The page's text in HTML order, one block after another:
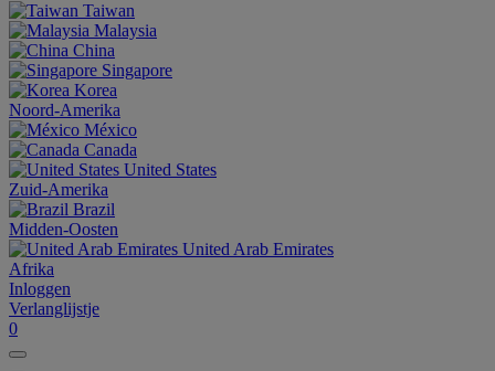
Taiwan
Malaysia
China
Singapore
Korea
Noord-Amerika
México
Canada
United States
Zuid-Amerika
Brazil
Midden-Oosten
United Arab Emirates
Afrika
Inloggen
Verlanglijstje
0